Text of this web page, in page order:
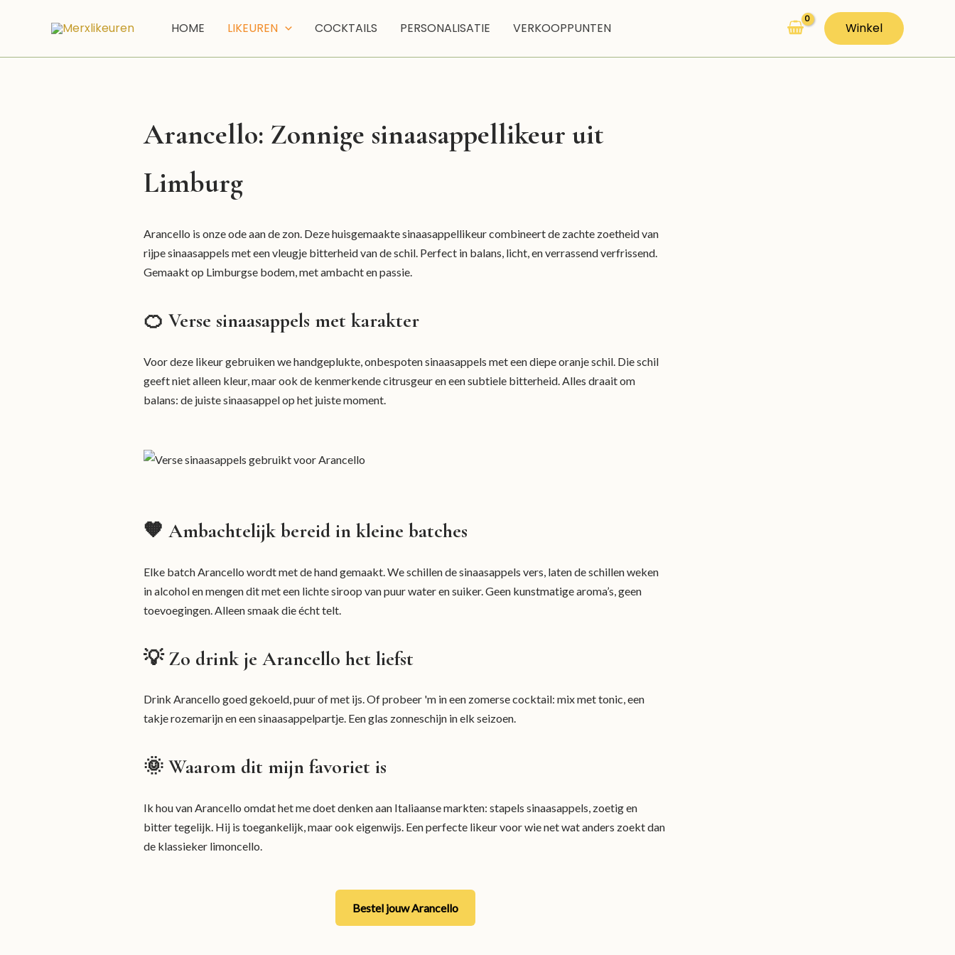
HOME LIKEUREN COCKTAILS PERSONALISATIE VERKOOPPUNTEN Winkel
Arancello: Zonnige sinaasappellikeur uit
Limburg
Arancello is onze ode aan de zon. Deze huisgemaakte sinaasappellikeur combineert de zachte zoetheid van
rijpe sinaasappels met een vleugje bitterheid van de schil. Perfect in balans, licht, en verrassend verfrissend.
Gemaakt op Limburgse bodem, met ambacht en passie.
🍊 Verse sinaasappels met karakter
Voor deze likeur gebruiken we handgeplukte, onbespoten sinaasappels met een diepe oranje schil. Die schil
geeft niet alleen kleur, maar ook de kenmerkende citrusgeur en een subtiele bitterheid. Alles draait om
balans: de juiste sinaasappel op het juiste moment.
🧡 Ambachtelijk bereid in kleine batches
Elke batch Arancello wordt met de hand gemaakt. We schillen de sinaasappels vers, laten de schillen weken
in alcohol en mengen dit met een lichte siroop van puur water en suiker. Geen kunstmatige aroma’s, geen
toevoegingen. Alleen smaak die écht telt.
💡 Zo drink je Arancello het liefst
Drink Arancello goed gekoeld, puur of met ijs. Of probeer 'm in een zomerse cocktail: mix met tonic, een
takje rozemarijn en een sinaasappelpartje. Een glas zonneschijn in elk seizoen.
🌞 Waarom dit mijn favoriet is
Ik hou van Arancello omdat het me doet denken aan Italiaanse markten: stapels sinaasappels, zoetig en
bitter tegelijk. Hij is toegankelijk, maar ook eigenwijs. Een perfecte likeur voor wie net wat anders zoekt dan
de klassieker limoncello.
Bestel jouw Arancello